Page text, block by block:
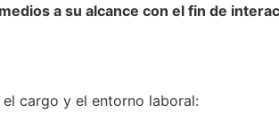
a su alcance con el fin de
cargo y el entorno laboral: